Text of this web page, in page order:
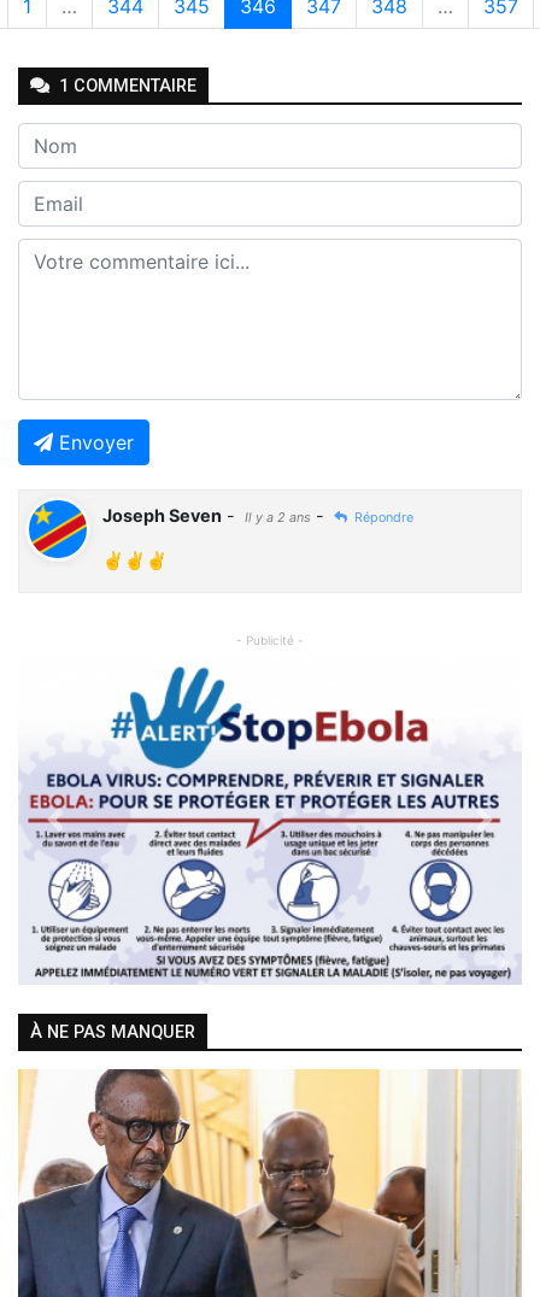
1 … 344 345 346 347 348 … 357
1 COMMENTAIRE
Envoyer
Joseph Seven - Il y a 2 ans - Répondre
✌️✌️✌️
- Publicité -
Previous Next
À NE PAS MANQUER